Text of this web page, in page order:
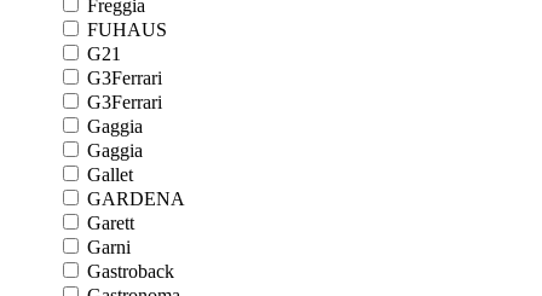
Freggia
FUHAUS
G21
G3Ferrari
G3Ferrari
Gaggia
Gaggia
Gallet
GARDENA
Garett
Garni
Gastroback